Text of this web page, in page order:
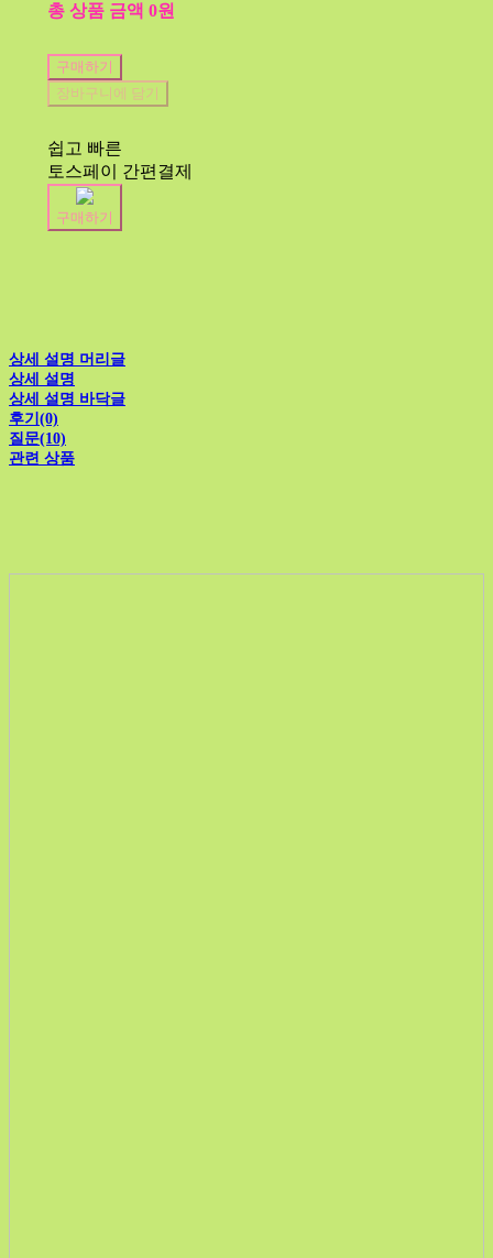
총 상품 금액 0원
구매하기
장바구니에 담기
쉽고 빠른
토스페이 간편결제
구매하기
상세 설명 머리글
상세 설명
상세 설명 바닥글
후기(0)
질문(10)
관련 상품